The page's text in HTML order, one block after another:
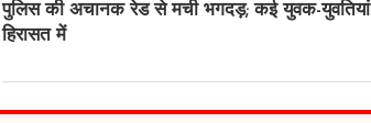
पुलिस की अचानक रेड से मची भगदड़; कई युवक-युवतियां
हिरासत में